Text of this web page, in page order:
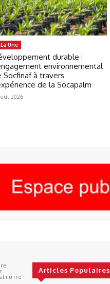
Une
durable :
environnemental
Socfinaf à travers
de la Socapalm
2026
Articles Populaires